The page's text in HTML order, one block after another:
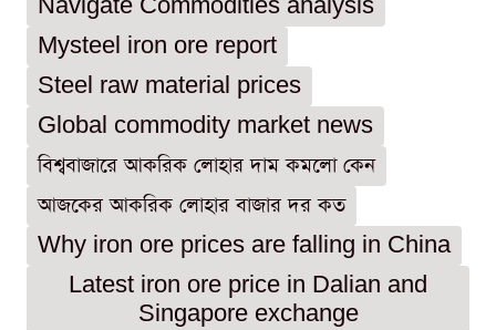
Navigate Commodities analysis
Mysteel iron ore report
Steel raw material prices
Global commodity market news
বিশ্ববাজারে আকরিক লোহার দাম কমলো কেন
আজকের আকরিক লোহার বাজার দর কত
Why iron ore prices are falling in China
Latest iron ore price in Dalian and
Singapore exchange